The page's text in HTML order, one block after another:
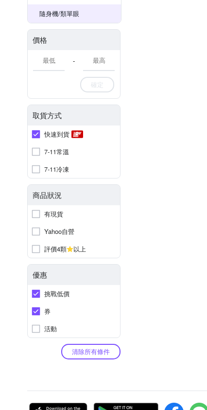
隨身機/類單眼
價格
-
確定
取貨方式
快速到貨
7-11常溫
7-11冷凍
商品狀況
有現貨
Yahoo自營
評價4顆
以上
優惠
挑戰低價
券
活動
清除所有條件